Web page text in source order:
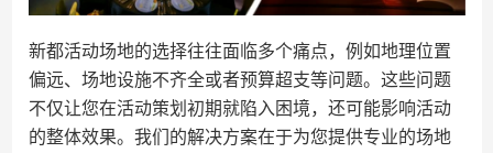
新都活动场地的选择往往面临多个痛点，例如地理位置
偏远、场地设施不齐全或者预算超支等问题。这些问题
不仅让您在活动策划初期就陷入困境，还可能影响活动
的整体效果。我们的解决方案在于为您提供专业的场地